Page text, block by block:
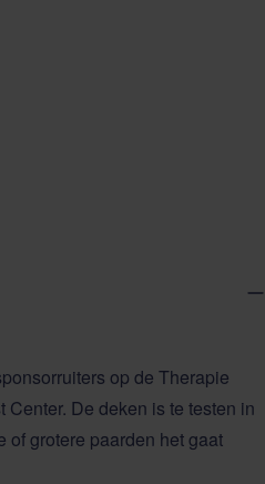
op de Therapie
De deken is te testen in
of grotere paarden het gaat